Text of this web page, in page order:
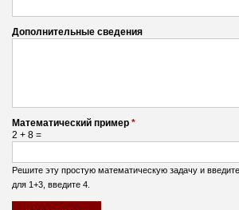
Дополнительные сведения
Математический пример *
2 + 8 =
Решите эту простую математическую задачу и
для 1+3, введите 4.